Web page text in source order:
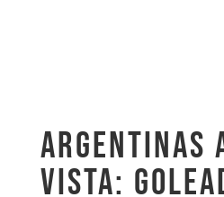
Argentinas
vista: